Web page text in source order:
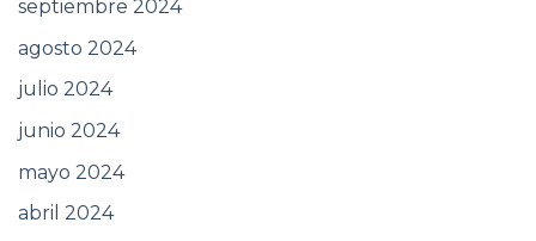
septiembre 2024
agosto 2024
julio 2024
junio 2024
mayo 2024
abril 2024